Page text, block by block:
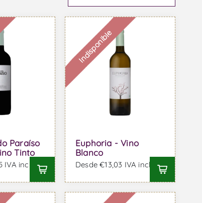
Paraíso
Tinto
IVA incl.
Indisponible
Euphoria - Vino
Blanco
Desde €13,03 IVA incl.